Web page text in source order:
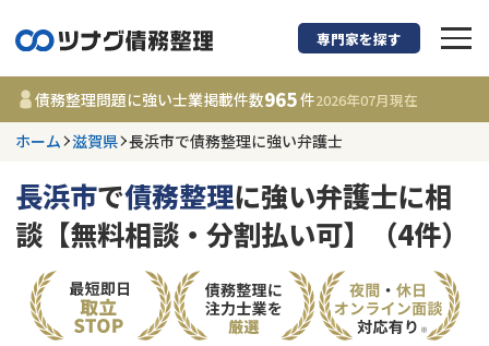
債務整理に強い弁
滋賀県
事務所 965
件
更新日 :2026年07月31日
相談内容で探す
専門家を探す
債務整理問題に強い士業掲載件数965件2026年07月現在
ホーム 滋賀県 長浜市で債務整理に強い弁護士
長浜市で債務整理に強い弁護士に相
談【無料相談・分割払い可】（4件）